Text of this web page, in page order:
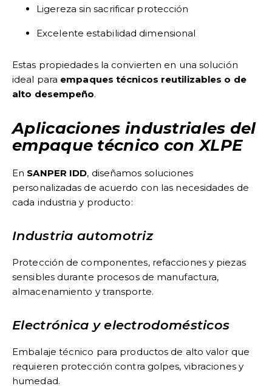
Ligereza sin sacrificar protección
Excelente estabilidad dimensional
Estas propiedades la convierten en una solución
ideal para empaques técnicos reutilizables o de
alto desempeño.
Aplicaciones industriales del
empaque técnico con XLPE
En SANPER IDD, diseñamos soluciones
personalizadas de acuerdo con las necesidades de
cada industria y producto:
Industria automotriz
Protección de componentes, refacciones y piezas
sensibles durante procesos de manufactura,
almacenamiento y transporte.
Electrónica y electrodomésticos
Embalaje técnico para productos de alto valor que
requieren protección contra golpes, vibraciones y
humedad.